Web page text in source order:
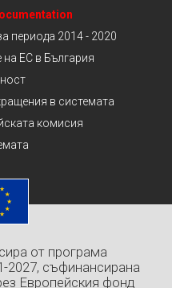
периода 2014 - 2020
ЕС в България
в системата
комисия
от програма
2027, съфинансирана
Европейския фонд